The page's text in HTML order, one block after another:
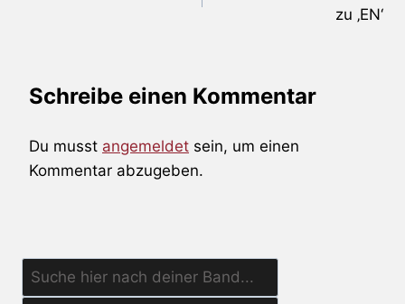
zu ‚EN‘
Schreibe einen Kommentar
Du musst angemeldet sein, um einen
Kommentar abzugeben.